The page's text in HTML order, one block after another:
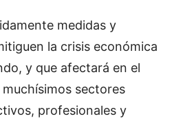
medidas y
la crisis económica
y que afectará en el
sectores
profesionales y